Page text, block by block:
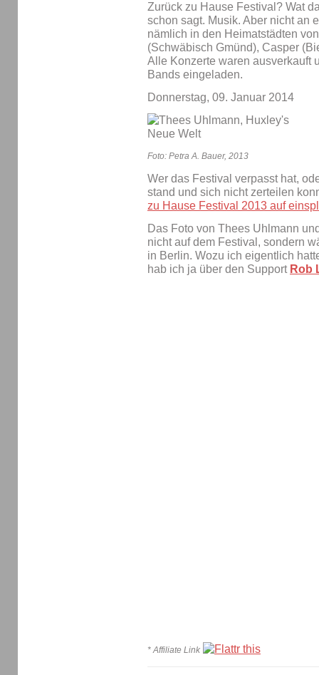
Zurück zu Hause Festival? Wat
schon sagt. Musik. Aber nicht an
nämlich in den Heimatstädten
(Schwäbisch Gmünd), Casper
Alle Konzerte waren ausverkauft
Bands eingeladen.
Donnerstag, 09. Januar 2014
Foto: Petra A. Bauer, 2013
Wer das Festival verpasst hat,
stand und sich nicht zerteilen
zu Hause Festival 2013 auf
Das Foto von Thees Uhlmann
nicht auf dem Festival, sondern
in Berlin. Wozu ich eigentlich
hab ich ja über den Support Rob
* Affiliate Link